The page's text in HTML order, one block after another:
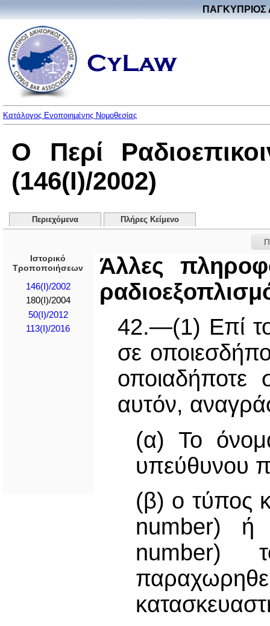
ΠΑΓΚΥΠΡΙΟΣ
Κατάλογος Ενοποιημένης Νομοθεσίας
Ο Περί
(146(I)/2002)
Περιεχόμενα Πλήρες Κείμενο
Ιστορικό
Τροποποιήσεων
146(I)/2002
180(I)/2004
50(I)/2012
113(I)/2016
Άλλες
42.—(1) Επί
σε
οποιαδήποτε
αυτόν,
(α) Το
υπεύθυνου
(β) ο τύπος
number) ή
number)